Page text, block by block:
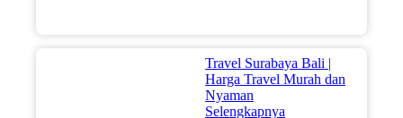
Travel Surabaya Bali |
Harga Travel Murah dan
Nyaman
Selengkapnya